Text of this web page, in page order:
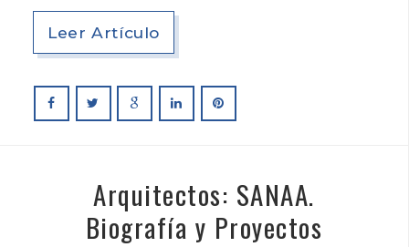
Leer Artículo
Arquitectos: SANAA.
Biografía y Proyectos